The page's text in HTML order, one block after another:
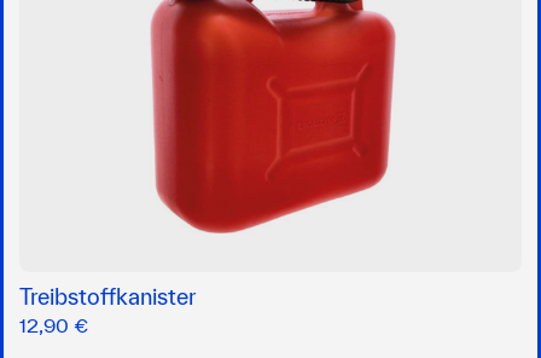
Treibstoffkanister
12,90 €